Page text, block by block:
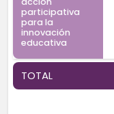
participativa
para la
innovación
educativa
TOTAL